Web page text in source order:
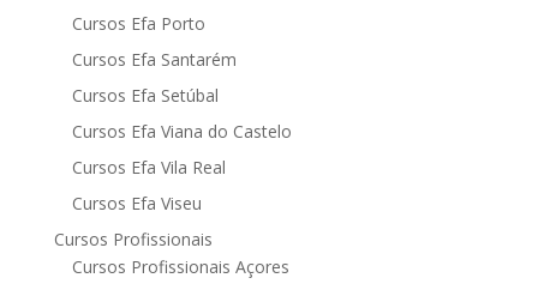
Cursos Efa Porto
Cursos Efa Santarém
Cursos Efa Setúbal
Cursos Efa Viana do Castelo
Cursos Efa Vila Real
Cursos Efa Viseu
Cursos Profissionais
Cursos Profissionais Açores